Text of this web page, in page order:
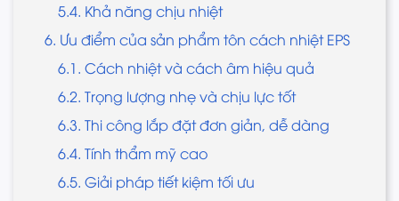
5.4. Khả năng chịu nhiệt
6. Ưu điểm của sản phẩm tôn cách nhiệt EPS
6.1. Cách nhiệt và cách âm hiệu quả
6.2. Trọng lượng nhẹ và chịu lực tốt
6.3. Thi công lắp đặt đơn giản, dễ dàng
6.4. Tính thẩm mỹ cao
6.5. Giải pháp tiết kiệm tối ưu